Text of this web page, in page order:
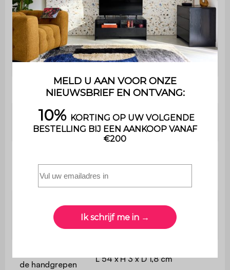
Garantie 2 jaar
Montage
De montage is heel eenvoudig
, een handleiding wordt
meegeleverd
Afmetingen L 120 x D 40 x H 75 cm
Dikte van de
panelen
1,5 cm
de laden
(buitenkant)
L 58 x H 18,5 cm
Afmetingen van
(binnenkant)
L 52,8 x D 28,8 x H 13 cm
de handgrepen
L 54 x H 3 x D 1,8 cm